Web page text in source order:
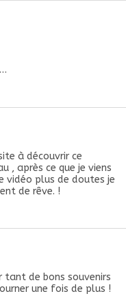
à découvrir ce
, après ce que je viens
vidéo plus de doutes je
de rêve. !
tant de bons souvenirs
une fois de plus !